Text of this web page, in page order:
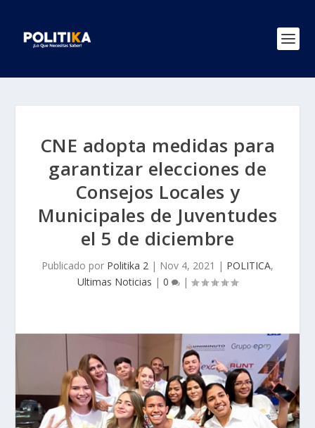
CNE adopta medidas para
garantizar elecciones de
Consejos Locales y
Municipales de Juventudes
el 5 de diciembre
Publicado por Politika 2 | Nov 4, 2021 | POLITICA,
Ultimas Noticias | 0 |